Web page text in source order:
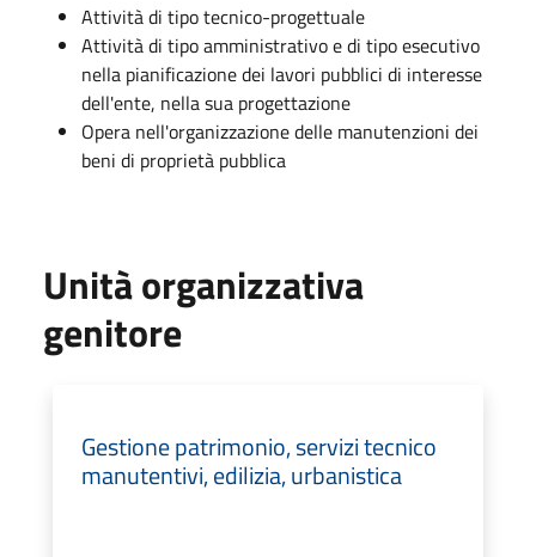
Attività di tipo tecnico-progettuale
Attività di tipo amministrativo e di tipo esecutivo
nella pianificazione dei lavori pubblici di interesse
dell'ente, nella sua progettazione
Opera nell'organizzazione delle manutenzioni dei
beni di proprietà pubblica
Unità organizzativa
genitore
Gestione patrimonio, servizi tecnico
manutentivi, edilizia, urbanistica